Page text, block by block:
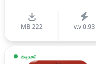
v.v 0.93
222 MB
تحديث